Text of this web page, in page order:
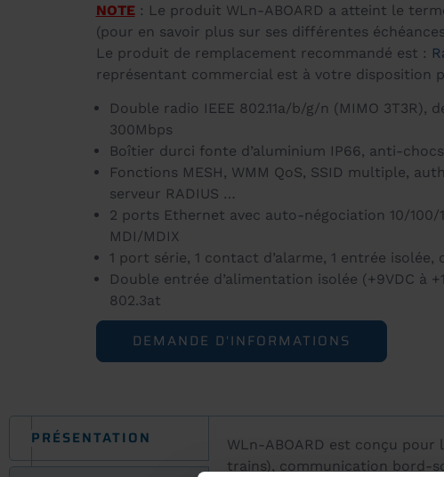
NOTE: Le produit WLn-ABOARD a atteint le
(pour en savoir plus sur ses différentes échéances
Le produit de remplacement recommandé est :
représentant commercial est à votre disposition
Double radio IEEE 802.11a/b/g/n (MIMO 3T3R),
300Mbps
Boîtier durci fonte d’aluminium IP66, anti-
Fonctions MESH, WMM QoS, SSID multiple,
serveur RADIUS …
2 ports Ethernet avec auto-négociation 10/100/
MDI/MDIX
1 port série, 1 contact d’alarme, 1 entrée isolée,
Double entrée d’alimentation isolée (+9VDC à
802.3at
DEMANDE D'INFORMATIONS
PRÉSENTATION
WLn-ABOARD est conçu
trains), communication bord-